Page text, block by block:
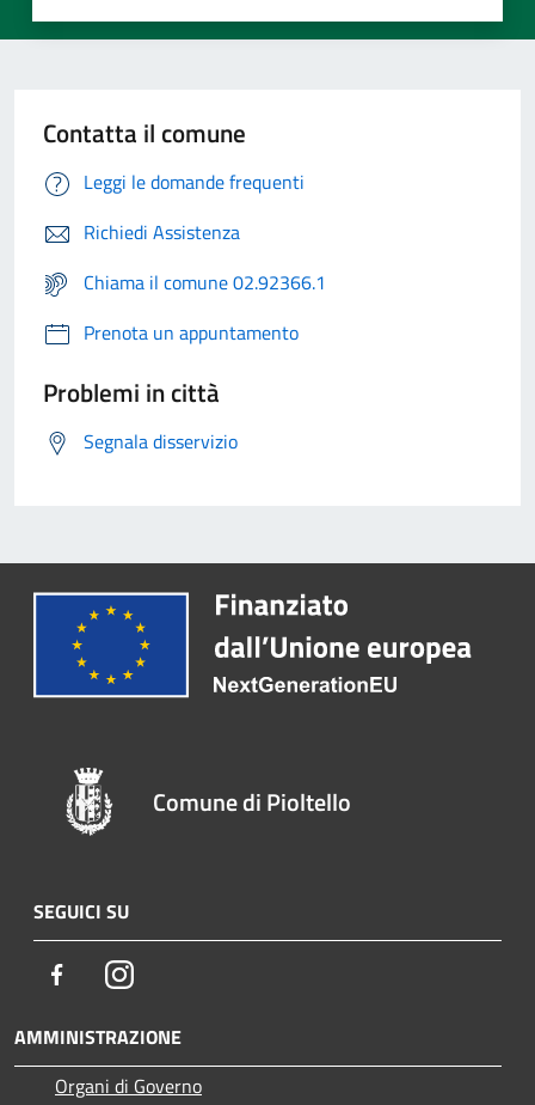
Contatta il comune
Leggi le domande frequenti
Richiedi Assistenza
Chiama il comune 02.92366.1
Prenota un appuntamento
Problemi in città
Segnala disservizio
Comune di Pioltello
SEGUICI SU
FacebookInstagram
AMMINISTRAZIONE
Organi di Governo